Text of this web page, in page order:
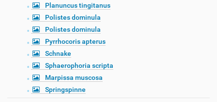
Planuncus tingitanus
Polistes dominula
Polistes dominula
Pyrrhocoris apterus
Schnake
Sphaerophoria scripta
Marpissa muscosa
Springspinne